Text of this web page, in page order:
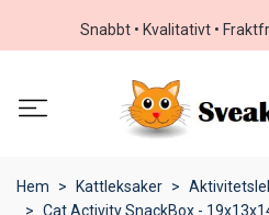
Snabbt • Kvalitativt •
Hem Kattleksaker
Cat Activity SnackBox -